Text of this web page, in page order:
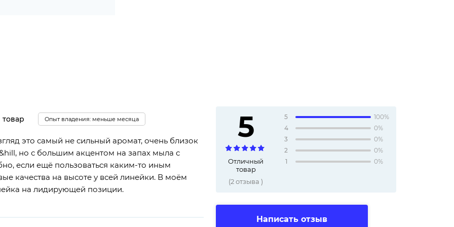
Опыт владения: меньше месяца
это самый не сильный аромат, очень близок
но с большим акцентом на запах мыла с
если ещё пользоваться каким-то иным
качества на высоте у всей линейки. В моём
на лидирующей позиции.
5
Отличный
товар
(2 отзыва)
5
100%
4
0%
3
0%
2
0%
1
0%
Написать отзыв